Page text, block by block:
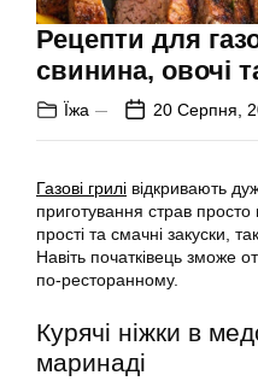
Рецепти для
свинина, овочі
Їжа 20 Серпня,
Газові грилі відкривають
приготування страв
прості та смачні закуски,
Навіть початківець зможе
по-ресторанному.
Курячі ніжки в
маринаді